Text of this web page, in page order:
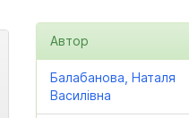
Автор
Балабанова, Наталя
Василівна